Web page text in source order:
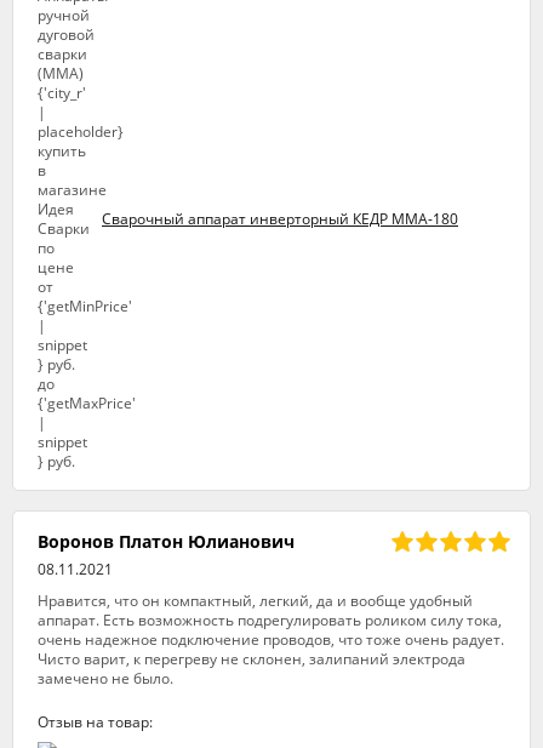
Сварочный аппарат инверторный КЕДР ММА-180
Воронов Платон Юлианович
08.11.2021
Нравится, что он компактный, легкий, да и вообще удобный
аппарат. Есть возможность подрегулировать роликом силу тока,
очень надежное подключение проводов, что тоже очень радует.
Чисто варит, к перегреву не склонен, залипаний электрода
замечено не было.
Отзыв на товар: